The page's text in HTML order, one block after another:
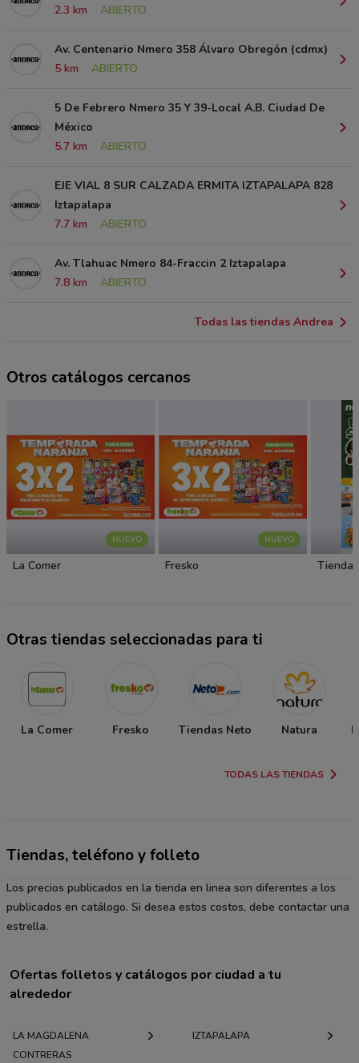
2.3 km ABIERTO
Av. Centenario Nmero 358 Álvaro Obregón (cdmx)
5 km
ABIERTO
5 De Febrero Nmero 35 Y 39-Local A.B. Ciudad De
México
5.7 km
ABIERTO
EJE VIAL 8 SUR CALZADA ERMITA IZTAPALAPA 828
Iztapalapa
7.7 km
ABIERTO
Av. Tlahuac Nmero 84-Fraccin 2 Iztapalapa
7.8 km
ABIERTO
Todas las tiendas Andrea
Otros catálogos cercanos
NUEVO
La Comer
NUEVO
Fresko
Otras tiendas seleccionadas para ti
La Comer Fresko Tiendas Neto Natura
TODAS LAS TIENDAS
Tiendas, teléfono y folleto
Los precios publicados en la tienda en linea son diferentes a los
publicados en catálogo. Si desea estos costos, debe contactar una
estrella.
Ofertas folletos y catálogos por ciudad a tu
alrededor
LA MAGDALENA
CONTRERAS
IZTAPALAPA